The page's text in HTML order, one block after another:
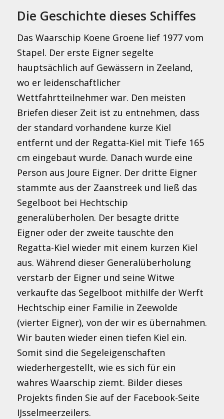
Die Geschichte dieses Schiffes
Das Waarschip Koene Groene lief 1977 vom
Stapel. Der erste Eigner segelte
hauptsächlich auf Gewässern in Zeeland,
wo er leidenschaftlicher
Wettfahrtteilnehmer war. Den meisten
Briefen dieser Zeit ist zu entnehmen, dass
der standard vorhandene kurze Kiel
entfernt und der Regatta-Kiel mit Tiefe 165
cm eingebaut wurde. Danach wurde eine
Person aus Joure Eigner. Der dritte Eigner
stammte aus der Zaanstreek und ließ das
Segelboot bei Hechtschip
generalüberholen. Der besagte dritte
Eigner oder der zweite tauschte den
Regatta-Kiel wieder mit einem kurzen Kiel
aus. Während dieser Generalüberholung
verstarb der Eigner und seine Witwe
verkaufte das Segelboot mithilfe der Werft
Hechtschip einer Familie in Zeewolde
(vierter Eigner), von der wir es übernahmen.
Wir bauten wieder einen tiefen Kiel ein.
Somit sind die Segeleigenschaften
wiederhergestellt, wie es sich für ein
wahres Waarschip ziemt. Bilder dieses
Projekts finden Sie auf der Facebook-Seite
IJsselmeerzeilers.